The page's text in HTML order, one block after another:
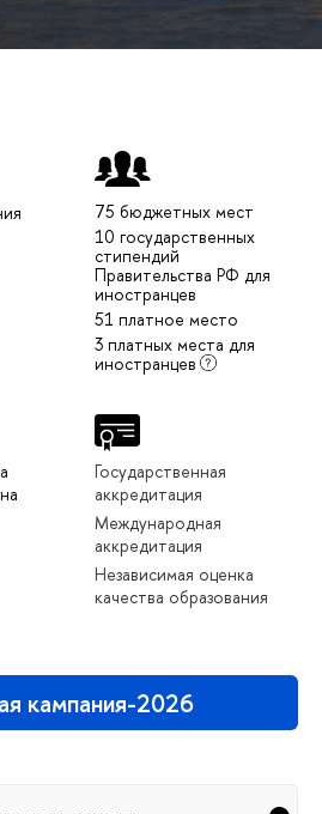
75 бюджетных мест
10 государственных
стипендий
Правительства РФ для
иностранцев
51 платное место
3 платных места для
иностранцев
Государственная
аккредитация
Международная
аккредитация
Независимая оценка
качества образования
кампания-2026